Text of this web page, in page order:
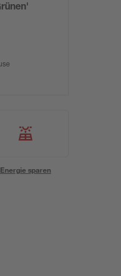
Energie sparen